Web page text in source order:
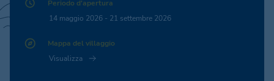
Periodo d'apertura
14 maggio 2026 - 21 settembre 2026
Mappa del villaggio
Visualizza